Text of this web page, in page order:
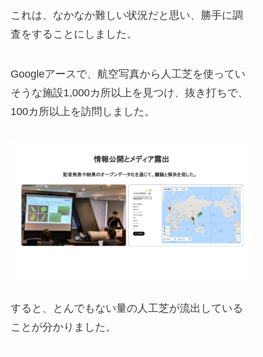
これは、なかなか難しい状況だと思い、勝手に調
査をすることにしました。
Googleアースで、航空写真から人工芝を使ってい
そうな施設1,000カ所以上を見つけ、抜き打ちで、
100カ所以上を訪問しました。
すると、とんでもない量の人工芝が流出している
ことが分かりました。